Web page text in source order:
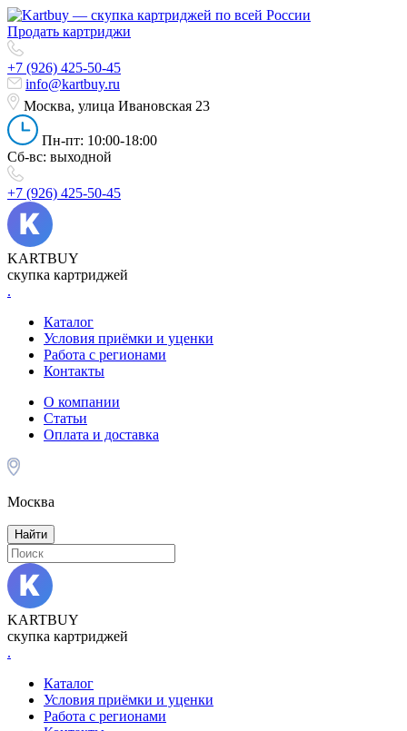
Продать картриджи
+7 (926) 425-50-45
info@kartbuy.ru
Москва, улица Ивановская 23
Пн-пт: 10:00-18:00
Сб-вс: выходной
+7 (926) 425-50-45
KARTBUY
скупка картриджей
.
Каталог
Условия приёмки и уценки
Работа с регионами
Контакты
О компании
Статьи
Оплата и доставка
Москва
Найти
KARTBUY
скупка картриджей
.
Каталог
Условия приёмки и уценки
Работа с регионами